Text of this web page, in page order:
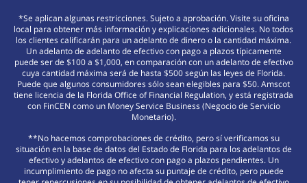
*Se aplican algunas restricciones. Sujeto a aprobación. Visite su oficina
local para obtener más información y explicaciones adicionales. No todos
los clientes calificarán para un adelanto de dinero o la cantidad máxima.
Un adelanto de adelanto de efectivo con pago a plazos típicamente
puede ser de $100 a $1,000, en comparación con un adelanto de efectivo
cuya cantidad máxima será de hasta $500 según las leyes de Florida.
Puede que algunos consumidores sólo sean elegibles para $50. Amscot
tiene licencia de la Florida Office of Financial Regulation, y está registrada
con FinCEN como un Money Service Business (Negocio de Servicio
Monetario).
**No hacemos comprobaciones de crédito, pero sí verificamos su
situación en la base de datos del Estado de Florida para los adelantos de
efectivo y adelantos de efectivo con pago a plazos pendientes. Un
incumplimiento de pago no afecta su puntaje de crédito, pero puede